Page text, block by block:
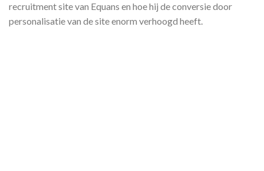
recruitment site van Equans en hoe hij de conversie door
personalisatie van de site enorm verhoogd heeft.